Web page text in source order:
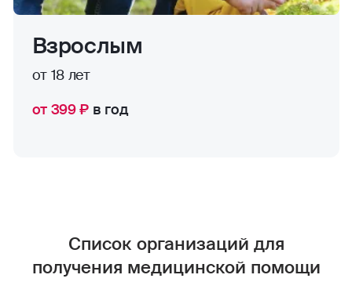
Взрослым
от 18 лет
от 399 ₽ в год
Список организаций для
получения медицинской помощи